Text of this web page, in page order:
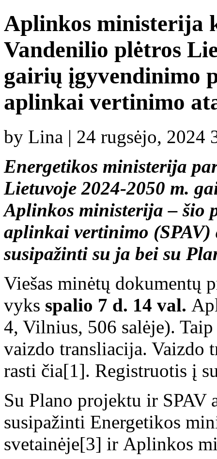
Aplinkos ministerija
Vandenilio plėtros
gairių įgyvendinimo
aplinkai vertinimo
by Lina | 24 rugsėjo, 2024
Energetikos ministerija
Lietuvoje 2024-2050 m.
Aplinkos ministerija – šio
aplinkai vertinimo (SPAV)
susipažinti su ja bei su
Viešas minėtų dokumentų
vyks spalio 7 d. 14 val.
4, Vilnius, 506 salėje).
vaizdo transliacija. Vaizdo
rasti čia[1]. Registruotis į
Su Plano projektu ir SPAV
susipažinti Energetikos
svetainėje[3] ir Aplinkos